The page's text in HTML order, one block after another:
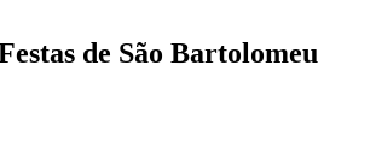
de São Bartolomeu